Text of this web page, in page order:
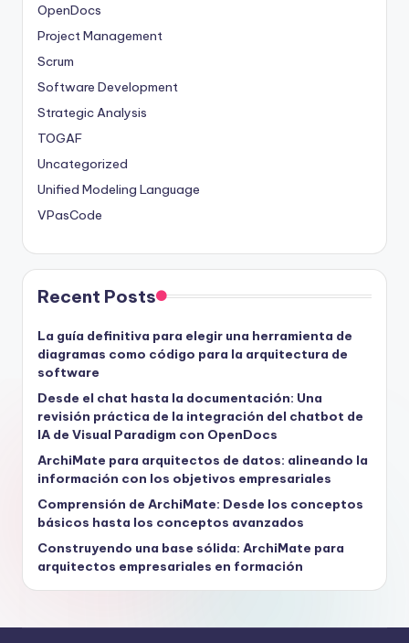
OpenDocs
Project Management
Scrum
Software Development
Strategic Analysis
TOGAF
Uncategorized
Unified Modeling Language
VPasCode
Recent Posts
La guía definitiva para elegir una herramienta de
diagramas como código para la arquitectura de
software
Desde el chat hasta la documentación: Una
revisión práctica de la integración del chatbot de
IA de Visual Paradigm con OpenDocs
ArchiMate para arquitectos de datos: alineando la
información con los objetivos empresariales
Comprensión de ArchiMate: Desde los conceptos
básicos hasta los conceptos avanzados
Construyendo una base sólida: ArchiMate para
arquitectos empresariales en formación